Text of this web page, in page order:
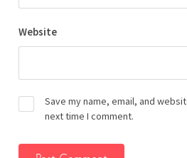
Website
Save my name, email, and
next time I comment.